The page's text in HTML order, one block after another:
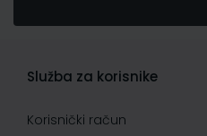
Služba za korisnike
Korisnički račun